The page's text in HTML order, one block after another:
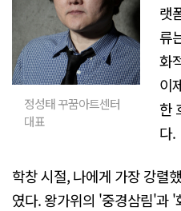
정성태 꾸꿈아트센터
대표
랫
류
화
이
한
다.
학창 시절, 나에게 가장 강렬
였다. 왕가위의 '중경삼림'과